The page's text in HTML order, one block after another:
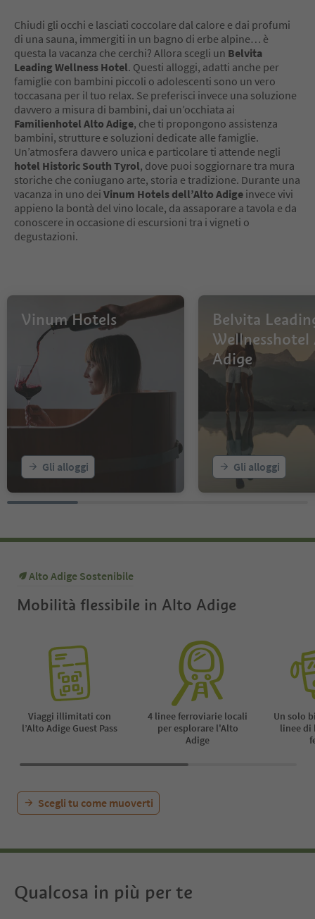
Chiudi gli occhi e lasciati coccolare dal calore e dai profumi
di una sauna, immergiti in un bagno di erbe alpine… è
questa la vacanza che cerchi? Allora scegli un Belvita
Leading Wellness Hotel. Questi alloggi, adatti anche per
famiglie con bambini piccoli o adolescenti sono un vero
toccasana per il tuo relax. Se preferisci invece una soluzione
davvero a misura di bambini, dai un’occhiata ai
Familienhotel Alto Adige, che ti propongono assistenza
bambini, strutture e soluzioni dedicate alle famiglie.
Un’atmosfera davvero unica e particolare ti attende negli
hotel Historic South Tyrol, dove puoi soggiornare tra mura
storiche che coniugano arte, storia e tradizione. Durante una
vacanza in uno dei Vinum Hotels dell’Alto Adige invece vivi
appieno la bontà del vino locale, da assaporare a tavola e da
conoscere in occasione di escursioni tra i vigneti o
degustazioni.
Vinum Hotels
Gli alloggi
Belvita
Adige
Gli alloggi
Alto Adige Sostenibile
Mobilità flessibile in Alto Adige
Viaggi illimitati con
l’Alto Adige Guest Pass
4 linee ferroviarie locali
per esplorare l'Alto
Adige
Un solo
linee di
Scegli tu come muoverti
Qualcosa in più per te